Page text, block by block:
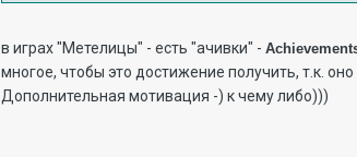
в играх "Метелицы" - есть "ачивки" -
многое, чтобы это достижение получить, т.к.
Дополнительная мотивация -) к чему либо)))